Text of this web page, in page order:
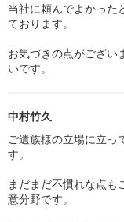
当社に頼んでよかった
ております。
お気づきの点がござい
いです。
中村竹久
ご遺族様の立場に立っ
す。
まだまだ不慣れな点も
意分野です。